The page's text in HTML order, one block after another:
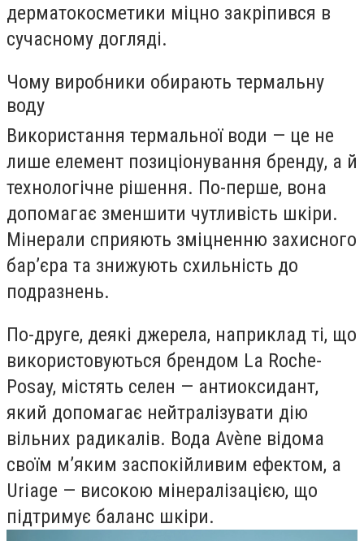
дерматокосметики міцно закріпився в
сучасному догляді.
Чому виробники обирають термальну
воду
Використання термальної води — це не
лише елемент позиціонування бренду, а й
технологічне рішення. По-перше, вона
допомагає зменшити чутливість шкіри.
Мінерали сприяють зміцненню захисного
бар’єра та знижують схильність до
подразнень.
По-друге, деякі джерела, наприклад ті, що
використовуються брендом La Roche-
Posay, містять селен — антиоксидант,
який допомагає нейтралізувати дію
вільних радикалів. Вода Avène відома
своїм м’яким заспокійливим ефектом, а
Uriage — високою мінералізацією, що
підтримує баланс шкіри.